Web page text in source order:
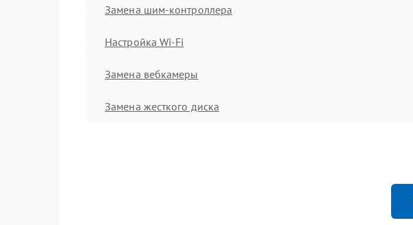
Замена шим-контроллера
Настройка Wi-Fi
Замена вебкамеры
Замена жесткого диска